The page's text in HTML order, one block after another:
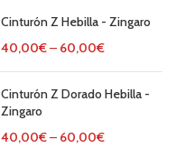
Cinturón Z Hebilla - Zingaro
40,00€– 60,00€
Cinturón Z Dorado Hebilla -
Zingaro
40,00€– 60,00€